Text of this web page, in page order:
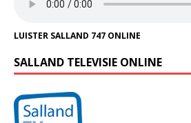
LUISTER SALLAND 747 ONLINE
SALLAND TELEVISIE ONLINE